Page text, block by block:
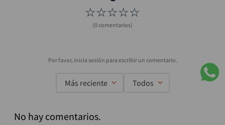
☆☆☆☆☆
(0 comentarios)
Más reciente Todos
No hay comentarios.